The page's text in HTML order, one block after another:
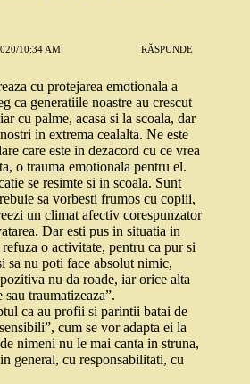
10:34 AM RĂSPUNDE
cu protejarea emotionala a
ca generatiile noastre au crescut
cu palme, acasa si la scoala, dar
in extrema cealalta. Ne este
care este in dezacord cu ce vrea
o trauma emotionala pentru el.
se resimte si in scoala. Sunt
sa vorbesti frumos cu copiii,
un climat afectiv corespunzator
Dar esti pus in situatia in
o activitate, pentru ca pur si
sa nu poti face absolut nimic,
nu da roade, iar orice alta
traumatizeaza”.
ca au profii si parintii batai de
cum se vor adapta ei la
nimeni nu le mai canta in struna,
general, cu responsabilitati, cu